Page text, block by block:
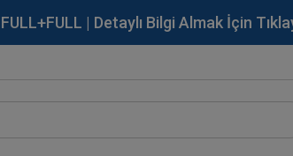
| Detaylı Bilgi Almak İçin